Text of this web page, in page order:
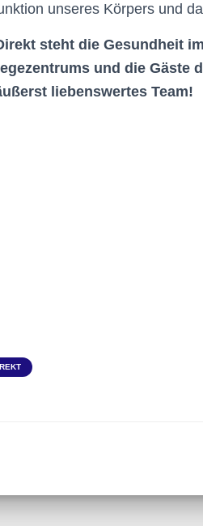
unseres Körpers und
steht die Gesundheit
und die Gäste
liebenswertes Team!